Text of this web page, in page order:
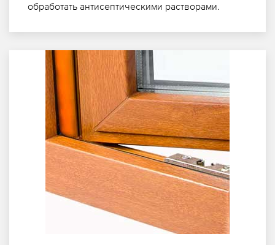
обработать антисептическими растворами.